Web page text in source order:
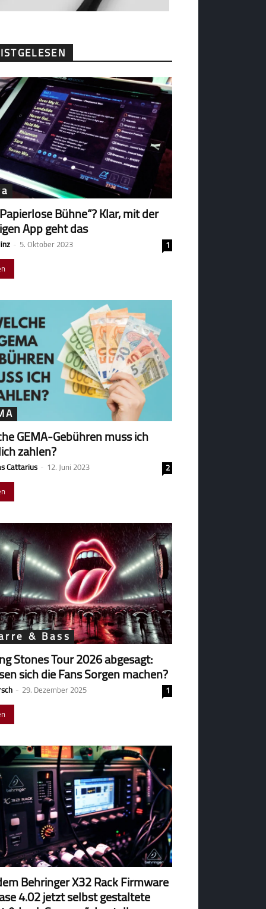
Bühne“? Klar, mit der
App geht das
- 5. Oktober 2023
1
GEMA-Gebühren muss ich
zahlen?
Cattarius - 12. Juni 2023
2
& Bass
Stones Tour 2026 abgesagt:
sich die Fans Sorgen machen?
- 29. Dezember 2025
1
Behringer X32 Rack Firmware
4.02 jetzt selbst gestaltete